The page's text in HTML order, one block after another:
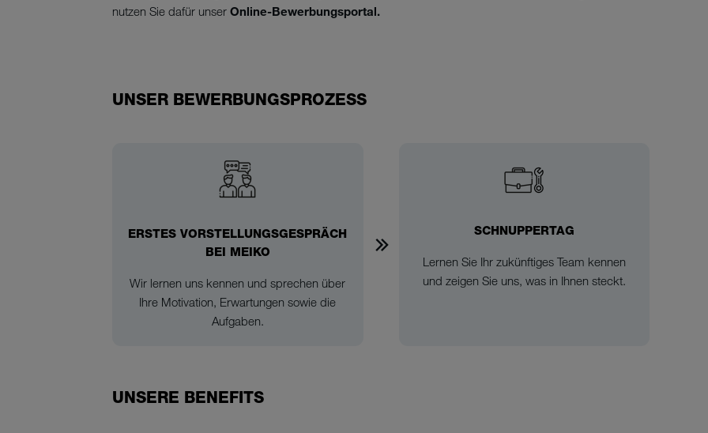
nutzen Sie dafür unser Online-Bewerbungsportal.
UNSER BEWERBUNGSPROZESS
ERSTES VORSTELLUNGSGESPRÄCH
BEI MEIKO
Wir lernen uns kennen und sprechen über
Ihre Motivation, Erwartungen sowie die
Aufgaben.
SCHNUPPERTAG
Lernen Sie Ihr zukünftiges Team kennen
und zeigen Sie uns, was in Ihnen steckt.
UNSERE BENEFITS